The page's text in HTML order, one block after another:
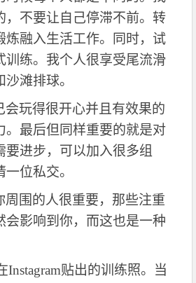
，不要让自己停滞不前。转
炼融入生活工作。同时，试
训练。我个人很享受尾流滑
滩排球。
会玩得很开心并且有效果的
。最后但同样重要的就是对
要进步，可以加入很多组
位私交。
周围的人很重要，那些注重
会影响到你，而这也是一种
Instagram贴出的训练照。当